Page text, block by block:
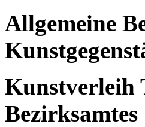
Allgemeine
Kunstverleih
Bezirksamtes